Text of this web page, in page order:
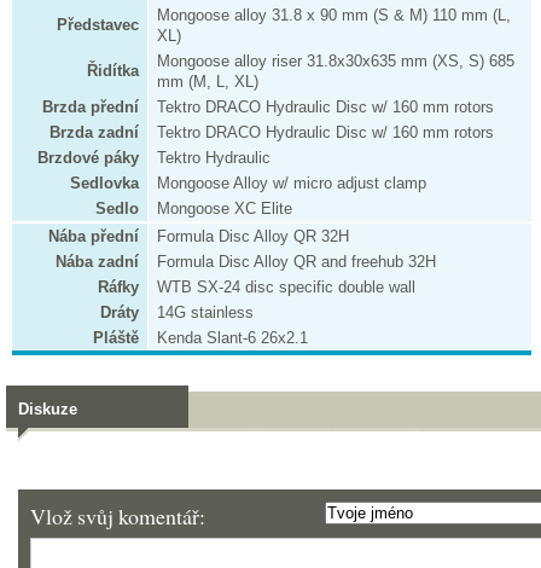
Představec
Mongoose alloy 31.8 x 90 mm (S & M) 110 mm (L,
XL)
Řidítka
Mongoose alloy riser 31.8x30x635 mm (XS, S) 685
mm (M, L, XL)
Brzda přední
Tektro DRACO Hydraulic Disc w/ 160 mm rotors
Brzda zadní
Tektro DRACO Hydraulic Disc w/ 160 mm rotors
Brzdové páky
Tektro Hydraulic
Sedlovka
Mongoose Alloy w/ micro adjust clamp
Sedlo
Mongoose XC Elite
Nába přední
Formula Disc Alloy QR 32H
Nába zadní
Formula Disc Alloy QR and freehub 32H
Ráfky
WTB SX-24 disc specific double wall
Dráty
14G stainless
Pláště
Kenda Slant-6 26x2.1
Diskuze
Vlož svůj komentář: